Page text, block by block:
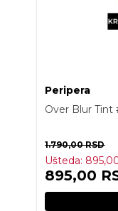
Peripera
Over Blur Tint
1.790,00RSD
Ušteda:
895,00